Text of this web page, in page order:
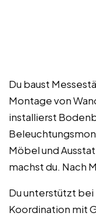
Du baust
Montage von
installierst
Möbel und
machst du. Nach
Du unterstützt
Koordination mit